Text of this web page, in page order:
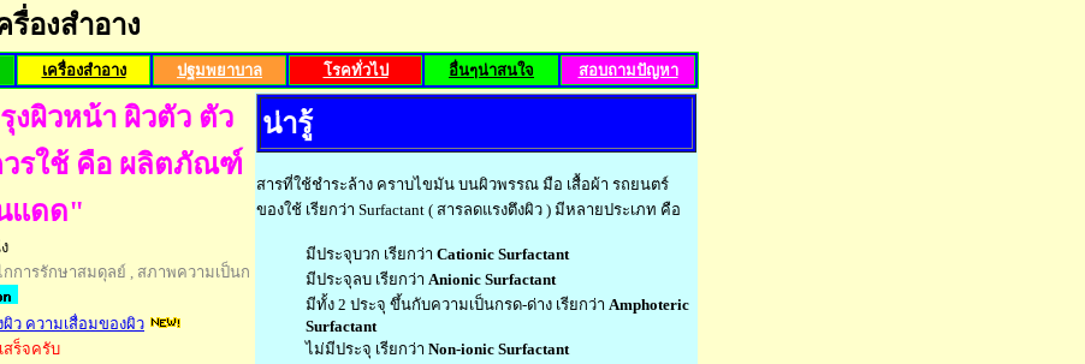
รื่องสำอาง
เครื่องสำอาง ปฐมพยาบาล โรคทั่วไป อื่นๆน่าสนใจ
สอบถามปัญหา
ผิวหน้า ผิวตัว ตัว
รใช้ คือ ผลิตภัณฑ์
แดด"
กการรักษาสมดุลย์ , สภาพความเป็นก
ว ความเสื่อมของผิว
สร็จครับ
น่ารู้
สารที่ใช้ชำระล้าง คราบไขมัน บนผิวพรรณ มือ เสื้อผ้า รถยนตร์
ของใช้ เรียกว่า Surfactant ( สารลดแรงตึงผิว ) มีหลายประเภท คือ
มีประจุบวก เรียกว่า Cationic Surfactant
มีประจุลบ เรียกว่า Anionic Surfactant
มีทั้ง 2 ประจุ ขึ้นกับความเป็นกรด-ด่าง เรียกว่า Amphoteric
Surfactant
ไม่มีประจุ เรียกว่า Non-ionic Surfactant